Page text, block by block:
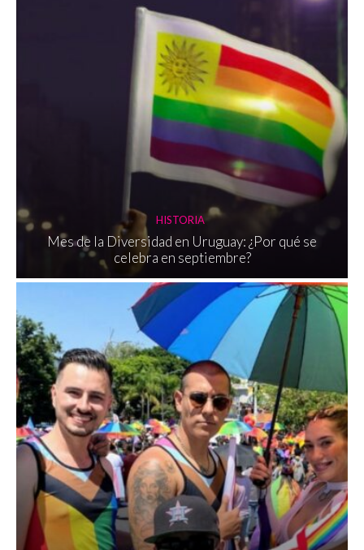
HISTORIA
Mes de la Diversidad en Uruguay: ¿Por qué se
celebra en septiembre?